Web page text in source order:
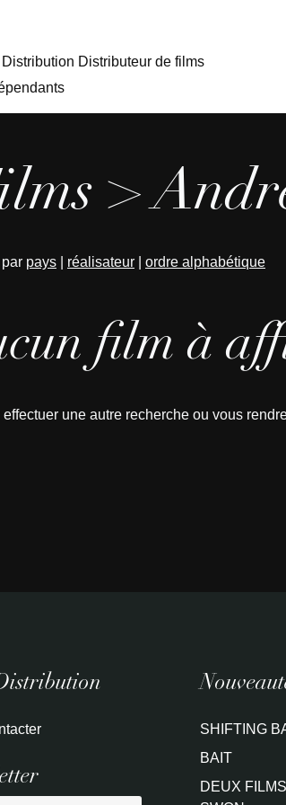
Distribution Distributeur de films
>
pays réalisateur ordre alphabétique
film à
une autre recherche ou vous
SHIFTING
BAIT
DEUX